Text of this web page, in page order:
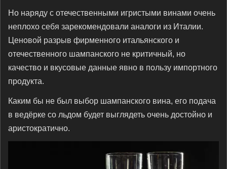
Но наряду с отечественными игристыми винами очень
неплохо себя зарекомендовали аналоги из Италии.
Ценовой разрыв фирменного итальянского и
отечественного шампанского не критичный, но
качество и вкусовые данные явно в пользу импортного
продукта.
Каким бы не был выбор шампанского вина, его подача
в ведёрке со льдом будет выглядеть очень достойно и
аристократично.